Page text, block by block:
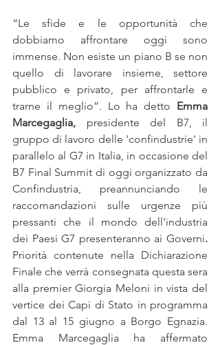
“Le sfide e le opportunità che
dobbiamo affrontare oggi sono
immense. Non esiste un piano B se non
quello di lavorare insieme, settore
pubblico e privato, per affrontarle e
trarne il meglio”. Lo ha detto Emma
Marcegaglia, presidente del B7, il
gruppo di lavoro delle 'confindustrie' in
parallelo al G7 in Italia, in occasione del
B7 Final Summit di oggi organizzato da
Confindustria, preannunciando le
raccomandazioni sulle urgenze più
pressanti che il mondo dell'industria
dei Paesi G7 presenteranno ai Governi
Priorità contenute nella Dichiarazione
Finale che verrà consegnata questa sera
alla premier Giorgia Meloni in vista del
vertice dei Capi di Stato in programma
dal 13 al 15 giugno a Borgo Egnazia.
Emma Marcegaglia
ha affermato